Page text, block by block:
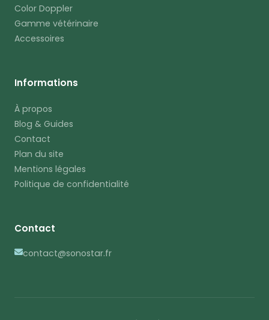
Color Doppler
Gamme vétérinaire
Accessoires
Informations
À propos
Blog & Guides
Contact
Plan du site
Mentions légales
Politique de confidentialité
Contact
contact@sonostar.fr